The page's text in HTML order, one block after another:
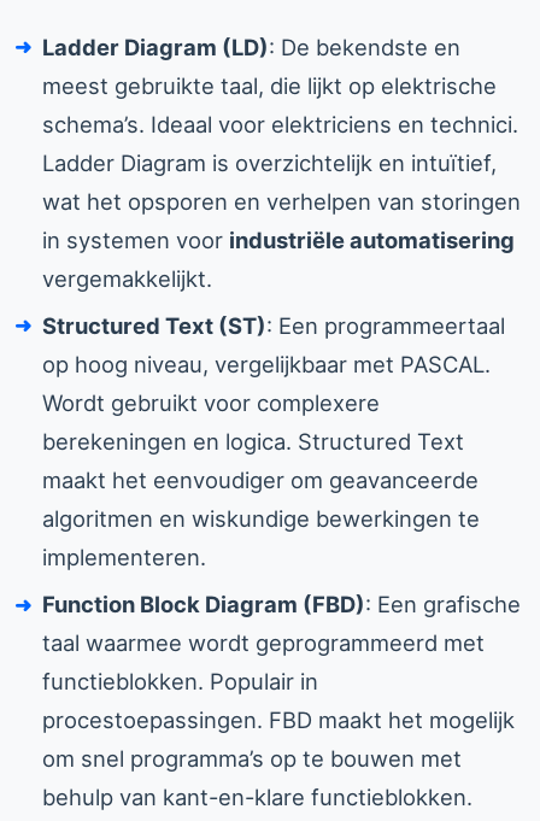
Ladder Diagram (LD): De bekendste en
meest gebruikte taal, die lijkt op elektrische
schema’s. Ideaal voor elektriciens en technici.
Ladder Diagram is overzichtelijk en intuïtief,
wat het opsporen en verhelpen van storingen
in systemen voor industriële automatisering
vergemakkelijkt.
Structured Text (ST): Een programmeertaal
op hoog niveau, vergelijkbaar met PASCAL.
Wordt gebruikt voor complexere
berekeningen en logica. Structured Text
maakt het eenvoudiger om geavanceerde
algoritmen en wiskundige bewerkingen te
implementeren.
Function Block Diagram (FBD): Een grafische
taal waarmee wordt geprogrammeerd met
functieblokken. Populair in
procestoepassingen. FBD maakt het mogelijk
om snel programma’s op te bouwen met
behulp van kant-en-klare functieblokken.